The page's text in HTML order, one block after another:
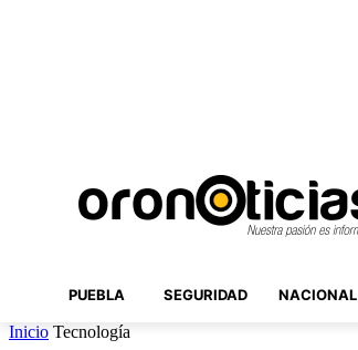
PUEBLA SEGURIDAD NACIONAL
Inicio Tecnología